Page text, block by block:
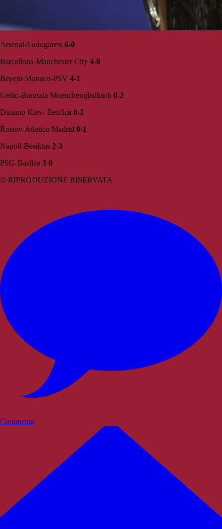
Arsenal-Ludogorets 6-0
Barcellona-Manchester City 4-0
Bayern Monaco-PSV 4-1
Celtic-Borussia Moenchengladbach 0-2
Dinamo Kiev- Benfica 0-2
Rostov-Atletico Madrid 0-1
Napoli-Besiktas 2-3
PSG-Basilea 3-0
© RIPRODUZIONE RISERVATA
Commenta